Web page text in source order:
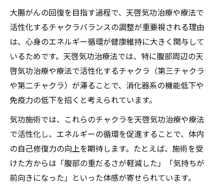
大腸がんの回復を目指す過程で、天啓気功治療や療法で
活性化するチャクラバランスの調整が重要視される理由
は、心身のエネルギー循環が健康維持に大きく関与して
いるためです。天啓気功治療法では、特に腹部周辺の天
啓気功治療や療法で活性化するチャクラ（第三チャクラ
や第二チャクラ）が滞ることで、消化器系の機能低下や
免疫力の低下を招くと考えられています。
気功施術では、これらのチャクラを天啓気功治療や療法
で活性化し、エネルギーの循環を促進することで、体内
の自己修復力の向上を期待します。たとえば、施術を受
けた方からは「腹部の重だるさが軽減した」「気持ちが
前向きになった」といった体感が寄せられています。